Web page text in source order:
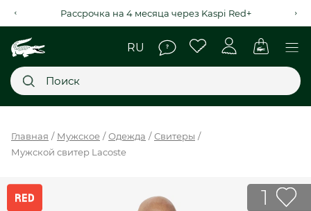
Дополнительна скидка 5% при онлайн оплате
НОВИНКИ
SALE
Главная Мужское Одежда
Свитеры
Мужской свитер Lacoste
1